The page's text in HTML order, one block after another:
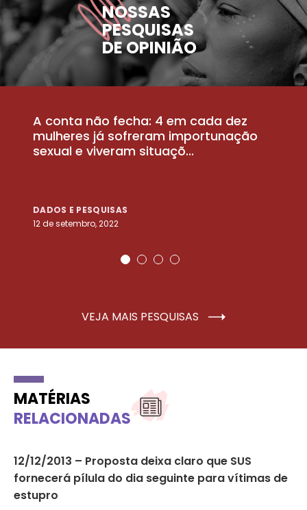
NOSSAS
PESQUISAS
DE OPINIÃO
A conta não fecha: 4 em cada dez
mulheres já sofreram importunação
sexual e viveram situaçõ...
DADOS E PESQUISAS
12 de setembro, 2022
VEJA MAIS PESQUISAS
MATÉRIAS
RELACIONADAS
12/12/2013 – Proposta deixa claro que SUS
fornecerá pílula do dia seguinte para vítimas de
estupro